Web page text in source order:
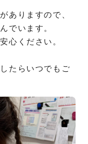
ありますので、
でいます。
心ください。
たらいつでもご